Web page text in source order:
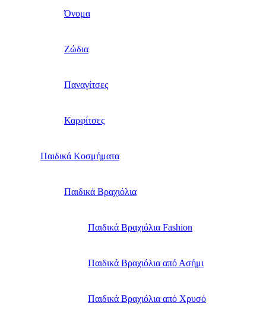
Όνομα
Ζώδια
Παναγίτσες
Καρφίτσες
Παιδικά Κοσμήματα
Παιδικά Βραχιόλια
Παιδικά Βραχιόλια Fashion
Παιδικά Βραχιόλια από Ασήμι
Παιδικά Βραχιόλια από Χρυσό